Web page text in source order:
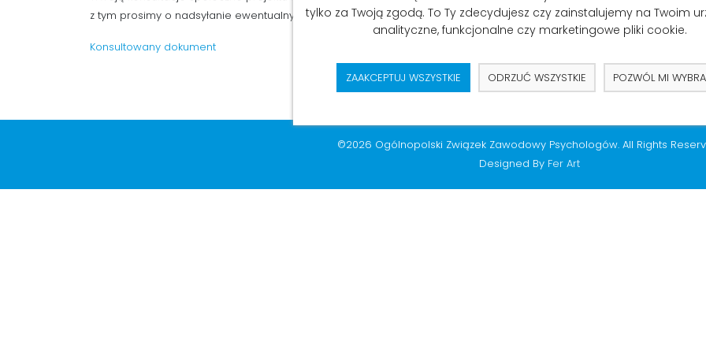
z tym prosimy o nadsyłanie ewentualnych uwag do dn. 23.04.2018 r. na adres e-mail: kontakt@ozzp.org.pl.
Konsultowany dokument
©2026 Ogólnopolski Związek Zawodowy Psychologów. All Rights
Designed By Fer Art
tylko za Twoją zgodą. To Ty zdecydujesz czy zainstalujemy na Twoim
analityczne, funkcjonalne czy marketingowe pliki cookie.
ZAAKCEPTUJ WSZYSTKIE ODRZUĆ WSZYSTKIE POZWÓL MI